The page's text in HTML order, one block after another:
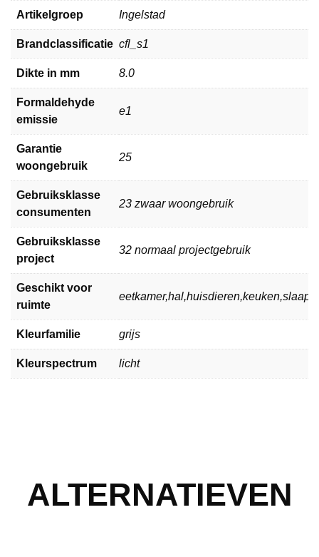
Artikelgroep Ingelstad
Brandclassificatie cfl_s1
Dikte in mm 8.0
Formaldehyde
emissie
e1
Garantie
woongebruik
25
Gebruiksklasse
consumenten
23 zwaar woongebruik
Gebruiksklasse
project
32 normaal projectgebruik
Geschikt voor
ruimte
Kleurfamilie grijs
Kleurspectrum licht
ALTERNATIEVEN